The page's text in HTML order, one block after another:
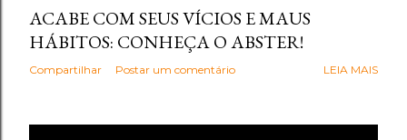
ACABE COM SEUS VÍCIOS E MAUS
HÁBITOS: CONHEÇA O ABSTER!
Compartilhar Postar um comentário LEIA MAIS